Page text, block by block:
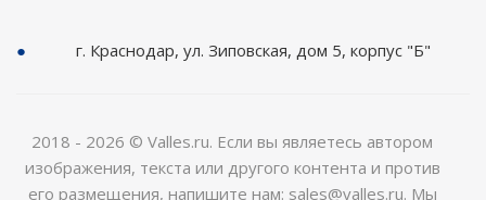
г. Краснодар, ул. Зиповская, дом 5, корпус "Б"
2018 - 2026 © Valles.ru. Если вы являетесь автором
изображения, текста или другого контента и против
его размещения, напишите нам: sales@valles.ru. Мы